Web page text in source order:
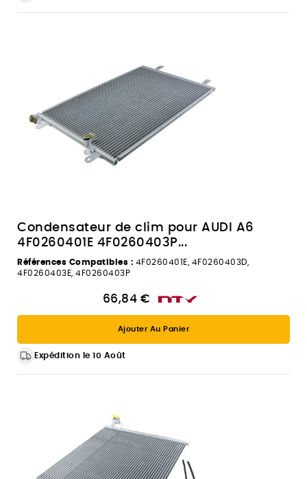
Condensateur de clim pour AUDI A6
4F0260401E 4F0260403P...
Références Compatibles : 4F0260401E, 4F0260403D,
4F0260403E, 4F0260403P
66,84 €
Ajouter Au Panier
Expédition le 10 Août